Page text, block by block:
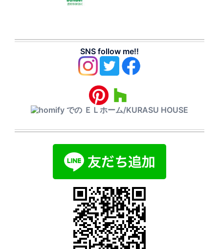
SNS follow me!!